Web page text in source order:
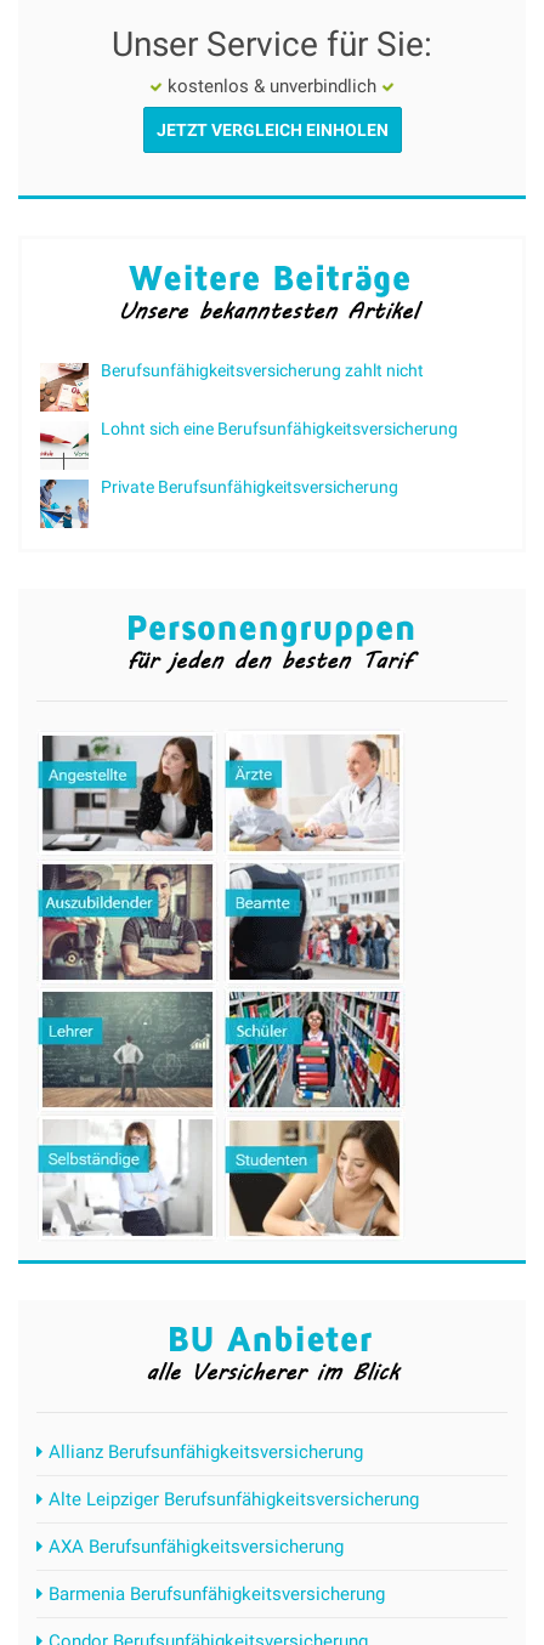
Unser Service für Sie:
kostenlos & unverbindlich
JETZT VERGLEICH EINHOLEN
Berufsunfähigkeitsversicherung zahlt nicht
Lohnt sich eine Berufsunfähigkeitsversicherung
Private Berufsunfähigkeitsversicherung
Allianz Berufsunfähigkeitsversicherung
Alte Leipziger Berufsunfähigkeitsversicherung
AXA Berufsunfähigkeitsversicherung
Barmenia Berufsunfähigkeitsversicherung